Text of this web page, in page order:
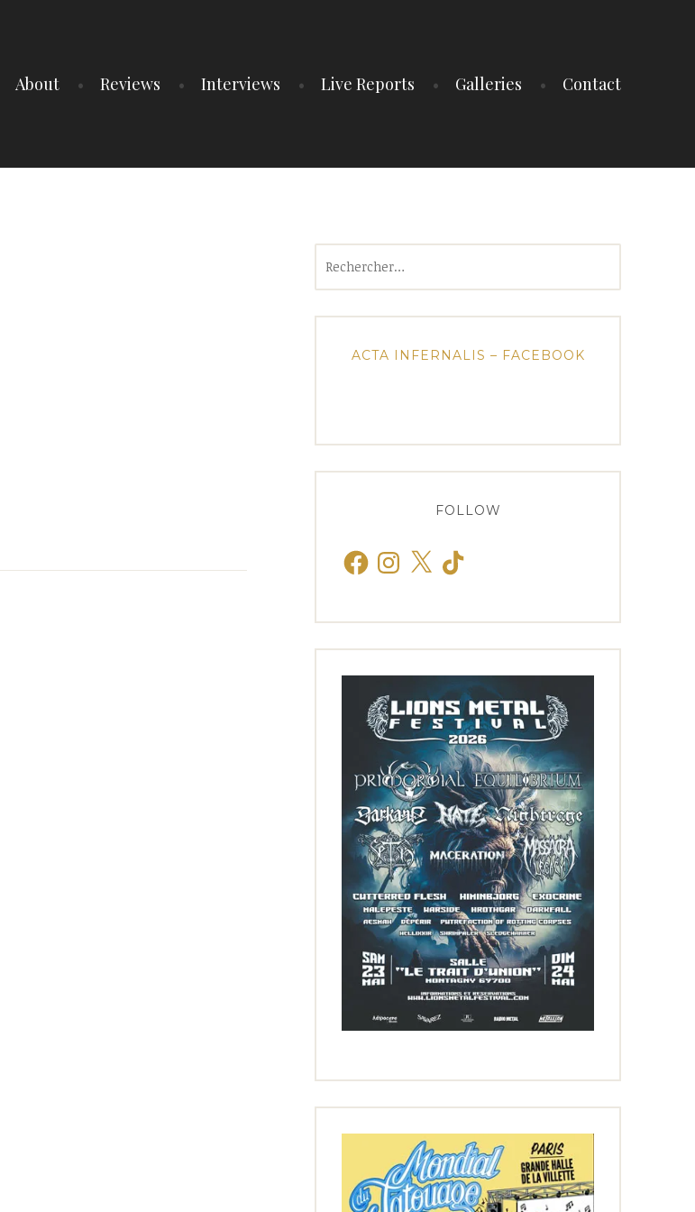
About Reviews Interviews Live Reports Galleries Contact
ACTA INFERNALIS – FACEBOOK
FOLLOW
FacebookInstagram
X TikTok